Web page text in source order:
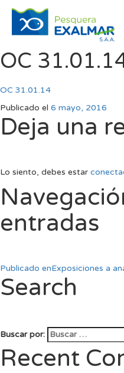
OC
OC 31.01.14
Publicado el 6 mayo, 2016
Deja una
Lo siento, debes estar
entradas
Publicado enExposiciones a
Search
Buscar por:
Recent